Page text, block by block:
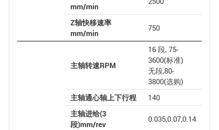
mm/min
Z轴快移速率
mm/min
750
主轴转速RPM
16 段, 75-
3600(标准)
无段,80-
3800(选购)
主轴通心轴上下行程
140
主轴进给(3
段)mm/rev
0.035,0.07,0.14